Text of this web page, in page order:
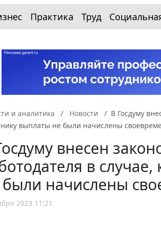
Практика Труд
и аналитика Новости
В Госдуму
выплаты не были начислены
внесен
в
начислены
2023 11:21